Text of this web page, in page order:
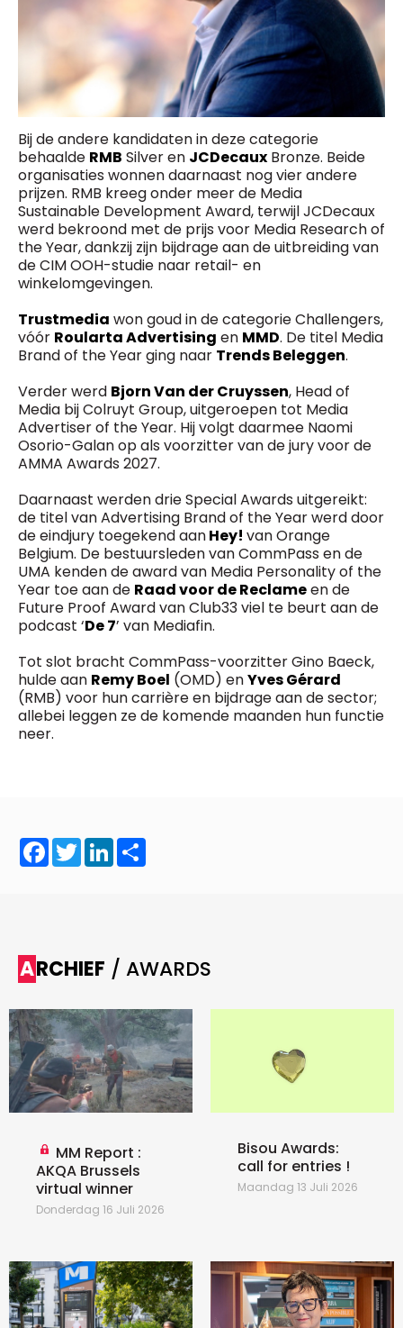
Bij de andere kandidaten in deze categorie
behaalde RMB Silver en JCDecaux Bronze. Beide
organisaties wonnen daarnaast nog vier andere
prijzen. RMB kreeg onder meer de Media
Sustainable Development Award, terwijl JCDecaux
werd bekroond met de prijs voor Media Research of
the Year, dankzij zijn bijdrage aan de uitbreiding van
de CIM OOH-studie naar retail- en
winkelomgevingen.
Trustmedia won goud in de categorie Challengers,
vóór Roularta Advertising en MMD. De titel Media
Brand of the Year ging naar Trends Beleggen.
Verder werd Bjorn Van der Cruyssen, Head of
Media bij Colruyt Group, uitgeroepen tot Media
Advertiser of the Year. Hij volgt daarmee Naomi
Osorio-Galan op als voorzitter van de jury voor de
AMMA Awards 2027.
Daarnaast werden drie Special Awards uitgereikt:
de titel van Advertising Brand of the Year werd door
de eindjury toegekend aanHey! van Orange
Belgium. De bestuursleden van CommPass en de
UMA kenden de award van Media Personality of the
Year toe aan de Raad voor de Reclameen de
Future Proof Award van Club33 viel te beurt aan de
podcast ‘De 7’ van Mediafin.
Tot slot bracht CommPass-voorzitter Gino Baeck,
hulde aan Remy Boel (OMD) enYves Gérard
(RMB) voor hun carrière en bijdrage aan de sector;
allebei leggen ze de komende maanden hun functie
neer.
Facebook
TwitterLinkedIn
ARCHIEF / AWARDS
MM Report :
AKQA Brussels
virtual winner
Donderdag 16 Juli 2026
Bisou Awards:
call for entries !
Maandag 13 Juli 2026